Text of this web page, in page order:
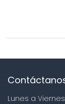
Lunes a